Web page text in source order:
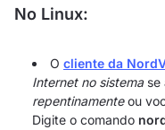
No Linux:
O cliente da
Internet no sistemase
repentinamenteou
Digite o comando